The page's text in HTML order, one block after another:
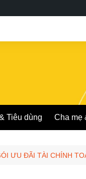
Tiêu dùng Cha mẹ
ƯU ĐÃI TÀI CHÍNH